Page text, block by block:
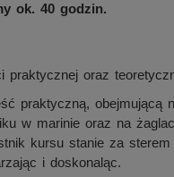
ok. 40 godzin.
praktycznej oraz
praktyczną, obejmującą
w marinie oraz na
kursu stanie za
i doskonaląc.